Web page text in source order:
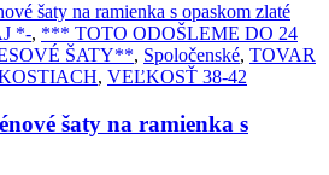
*-, *** TOTO ODOŠLEME DO 24
ŠATY**, Spoločenské, TOVAR
, VEĽKOSŤ 38-42
šaty na ramienka s